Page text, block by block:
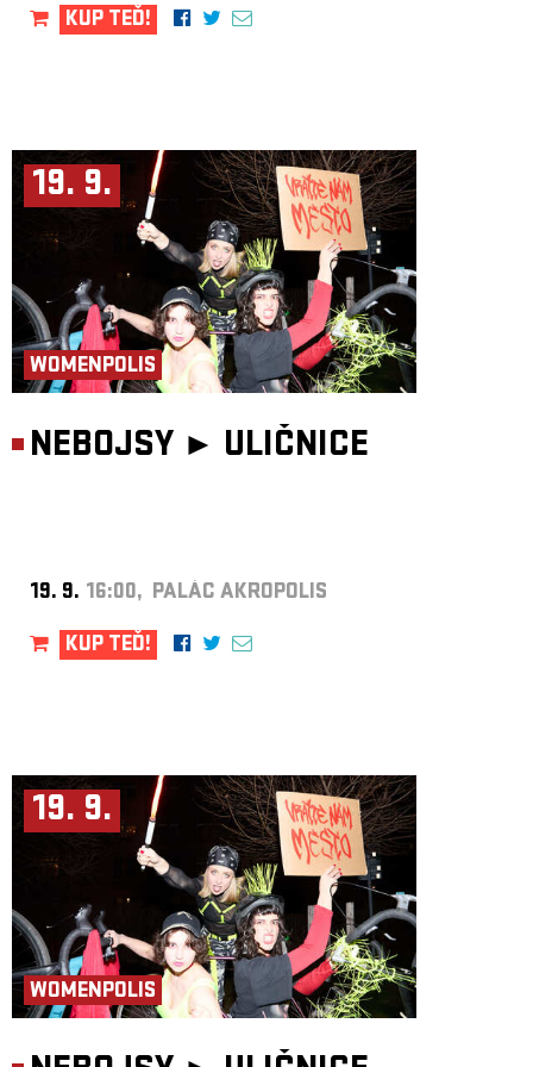
KUP TEĎ!
19. 9.
WOMENPOLIS
NEBOJSY ► ULIČNICE
19. 9. 16:00, PALÁC AKROPOLIS
KUP TEĎ!
19. 9.
WOMENPOLIS